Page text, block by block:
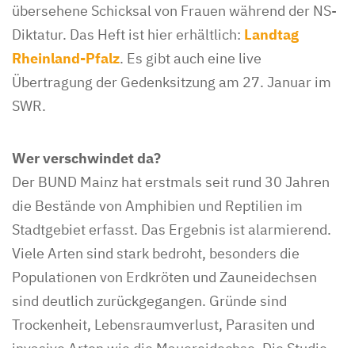
übersehene Schicksal von Frauen während der NS-
Diktatur. Das Heft ist hier erhältlich: Landtag
Rheinland-Pfalz. Es gibt auch eine live
Übertragung der Gedenksitzung am 27. Januar im
SWR.
Wer verschwindet da?
Der BUND Mainz hat erstmals seit rund 30 Jahren
die Bestände von Amphibien und Reptilien im
Stadtgebiet erfasst. Das Ergebnis ist alarmierend.
Viele Arten sind stark bedroht, besonders die
Populationen von Erdkröten und Zauneidechsen
sind deutlich zurückgegangen. Gründe sind
Trockenheit, Lebensraumverlust, Parasiten und